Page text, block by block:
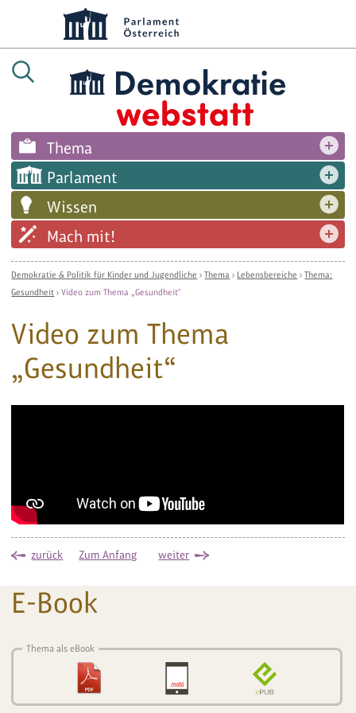
Thema
Parlament
Wissen
Mach mit!
Demokratie & Politik für Kinder und Jugendliche ›Thema › Lebensbereiche ›Thema:
Gesundheit ›Video zum Thema „Gesundheit"
Video zum Thema
„Gesundheit“
zurück Zum Anfang weiter
E-Book
Thema als eBook